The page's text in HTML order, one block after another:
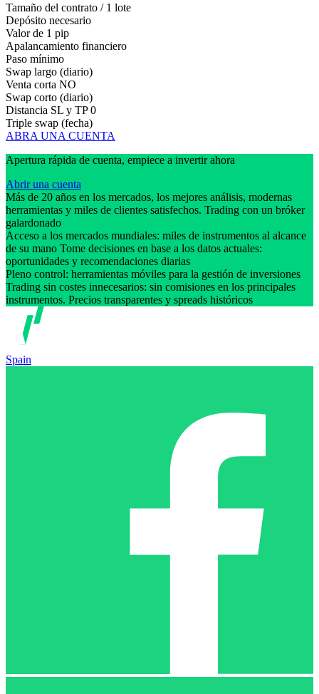
Tamaño del contrato / 1 lote
Depósito necesario
Valor de 1 pip
Apalancamiento financiero
Paso mínimo
Swap largo (diario)
Venta corta NO
Swap corto (diario)
Distancia SL y TP 0
Triple swap (fecha)
ABRA UNA CUENTA
Apertura rápida de cuenta, empiece a invertir ahora
Abrir una cuenta
Más de 20 años en los mercados, los mejores análisis, modernas
herramientas y miles de clientes satisfechos. Trading con un bróker
galardonado
Acceso a los mercados mundiales: miles de instrumentos al alcance
de su mano Tome decisiones en base a los datos actuales:
oportunidades y recomendaciones diarias
Pleno control: herramientas móviles para la gestión de inversiones
Trading sin costes innecesarios: sin comisiones en los principales
instrumentos. Precios transparentes y spreads históricos
Spain